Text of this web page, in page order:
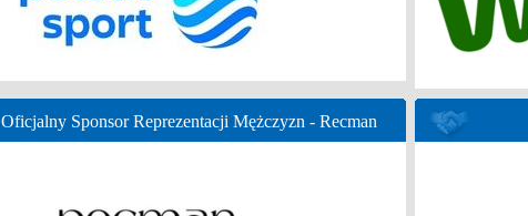
Oficjalny Sponsor Reprezentacji Mężczyzn - Recman